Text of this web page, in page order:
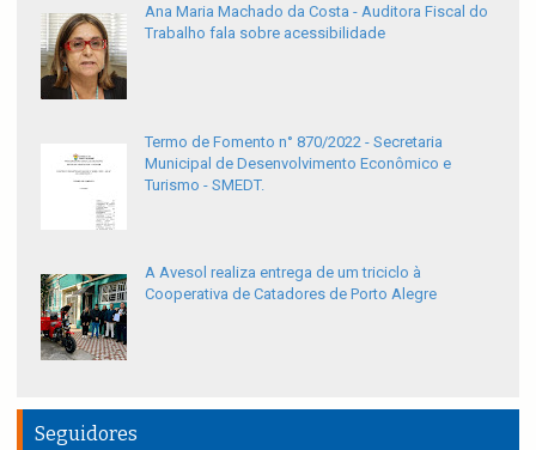
Ana Maria Machado da Costa - Auditora Fiscal do
Trabalho fala sobre acessibilidade
Termo de Fomento n° 870/2022 - Secretaria
Municipal de Desenvolvimento Econômico e
Turismo - SMEDT.
A Avesol realiza entrega de um triciclo à
Cooperativa de Catadores de Porto Alegre
Seguidores